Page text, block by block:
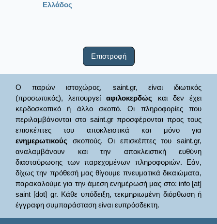
Ελλάδος
Επιστροφή
Ο παρών ιστοχώρος, saint.gr, είναι ιδιωτικός
(προσωπικός), λειτουργείαφιλοκερδώς και δεν έχει
κερδοσκοπικό ή άλλο σκοπό. Οι πληροφορίες που
περιλαμβάνονται στο saint.gr προσφέρονται προς τους
επισκέπτες του αποκλειστικά και μόνο για
ενημερωτικούς σκοπούς. Οι επισκέπτες του saint.gr,
αναλαμβάνουν και την αποκλειστική ευθύνη
διασταύρωσης των παρεχομένων πληροφοριών. Εάν,
δίχως την πρόθεσή μας θίγουμε πνευματικά δικαιώματα,
παρακαλούμε για την άμεση ενημέρωσή μας στο: info [at]
saint [dot] gr. Κάθε υπόδειξη, τεκμηριωμένη διόρθωση ή
έγγραφη συμπαράσταση είναι ευπρόσδεκτη.